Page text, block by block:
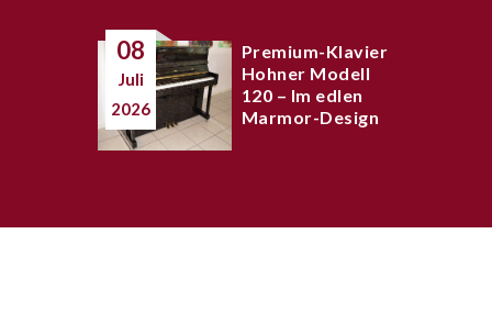
08
Juli
2026
Premium-Klavier
Hohner Modell
120 – Im edlen
Marmor-Design